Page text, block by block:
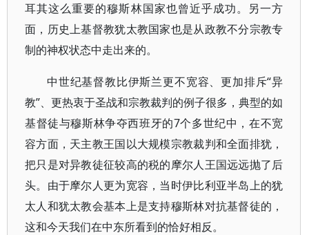
耳其这么重要的穆斯林国家也曾近乎成功。另一方
面，历史上基督教犹太教国家也是从政教不分宗教专
制的神权状态中走出来的。
中世纪基督教比伊斯兰更不宽容、更加排斥“异
教”、更热衷于圣战和宗教裁判的例子很多，典型的如
基督徒与穆斯林争夺西班牙的7个多世纪中，在不宽
容方面，天主教王国以大规模宗教裁判和全面排犹，
把只是对异教徒征较高的税的摩尔人王国远远抛了后
头。由于摩尔人更为宽容，当时伊比利亚半岛上的犹
太人和犹太教会基本上是支持穆斯林对抗基督徒的，
这和今天我们在中东所看到的恰好相反。